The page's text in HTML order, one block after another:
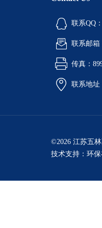
联系QQ
联系邮箱
传真：
联系地址
©2026 江苏五
技术支持： 环